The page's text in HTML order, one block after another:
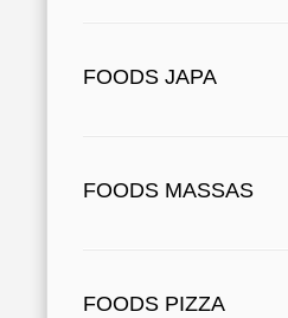
FOODS JAPA
FOODS MASSAS
FOODS PIZZA